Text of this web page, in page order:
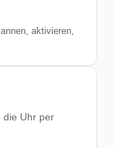
aktivieren,
die Uhr per